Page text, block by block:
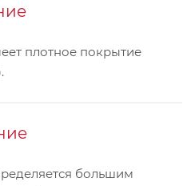
плотное покрытие
большим